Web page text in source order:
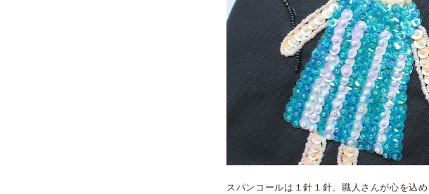
スパンコールは１針１針、職人さんが心を込